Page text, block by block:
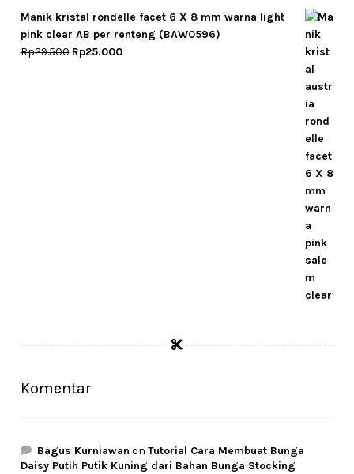
Manik kristal rondelle facet 6 X 8 mm warna light
pink clear AB per renteng (BAW0596)
Rp29.500 Original
Rp25.000Current
Komentar
Bagus Kurniawan onTutorial Cara Membuat Bunga
Daisy Putih Putik Kuning dari Bahan Bunga Stocking